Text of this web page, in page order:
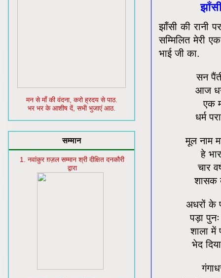
झाँसी की रानी
सम्मिलित मेरी
भाई जी का.
सन
आज
एक
धर्म
मूल नाम
हे
चार
शासक
अधरों के
पड़ा
शाला में
भेद
मन से माँ की वंदना, करो ह्रदय से पाठ.
भर भर के आशीष दें, सभी भुजाएं आठ.
सम्मान
1. नवांकुर ग़ज़ल सम्मान श्री दीक्षित दनकौरी
द्वारा